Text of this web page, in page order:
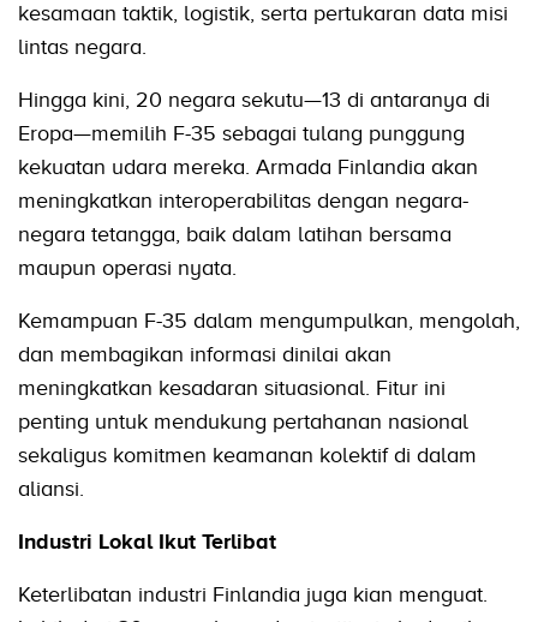
kesamaan taktik, logistik, serta pertukaran data misi
lintas negara.
Hingga kini, 20 negara sekutu—13 di antaranya di
Eropa—memilih F-35 sebagai tulang punggung
kekuatan udara mereka. Armada Finlandia akan
meningkatkan interoperabilitas dengan negara-
negara tetangga, baik dalam latihan bersama
maupun operasi nyata.
Kemampuan F-35 dalam mengumpulkan, mengolah,
dan membagikan informasi dinilai akan
meningkatkan kesadaran situasional. Fitur ini
penting untuk mendukung pertahanan nasional
sekaligus komitmen keamanan kolektif di dalam
aliansi.
Industri Lokal Ikut Terlibat
Keterlibatan industri Finlandia juga kian menguat.